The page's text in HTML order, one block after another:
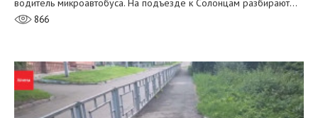
водитель микроавтобуса. На подъезде к Солонцам разбирают…
866